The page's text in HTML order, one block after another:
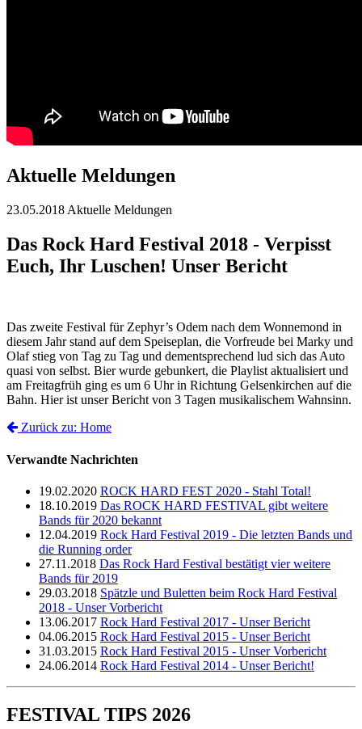
Aktuelle Meldungen
23.05.2018 Aktuelle Meldungen
Das Rock Hard Festival 2018 - Verpisst
Euch, Ihr Luschen! Unser Bericht
Das zweite Festival für Zephyr’s Odem nach dem Wonnemond in
diesem Jahr stand auf dem Speiseplan, die Vorfreude bei Marky und
Olaf stieg von Tag zu Tag und dementsprechend lud sich das Auto
quasi von selbst. Bier wurde gebunkert, die Playlist aktualisiert und
am Freitagfrüh ging es um 6 Uhr in Richtung Gelsenkirchen auf die
Bahn. Hier ist unser Bericht von 3 Tagen musikalischem Wahnsinn.
Zurück zu: Home
Verwandte Nachrichten
19.02.2020 ROCK HARD FEST 2020 - Stahl Total!
18.10.2019 Das ROCK HARD FESTIVAL gibt weitere
Bands für 2020 bekannt
12.04.2019 Rock Hard Festival 2019 - Die letzten Bands und
die Running order
27.11.2018 Das Rock Hard Festival bestätigt vier weitere
Bands für 2019
29.03.2018 Spätzle und Buletten beim Rock Hard Festival
2018 - Unser Vorbericht
13.06.2017 Rock Hard Festival 2017 - Unser Bericht
04.06.2015 Rock Hard Festival 2015 - Unser Bericht
31.03.2015 Rock Hard Festival 2015 - Unser Vorbericht
24.06.2014 Rock Hard Festival 2014 - Unser Bericht!
FESTIVAL TIPS 2026